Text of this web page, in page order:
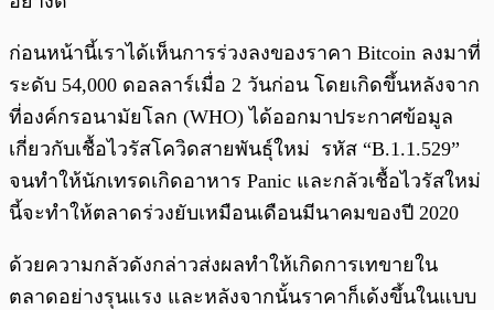
ก่อนหน้านี้เราได้เห็นการร่วงลงของราคา Bitcoin ลงมาที่
ระดับ 54,000 ดอลลาร์เมื่อ 2 วันก่อน โดยเกิดขึ้นหลังจาก
ที่องค์กรอนามัยโลก (WHO) ได้ออกมาประกาศข้อมูล
เกี่ยวกับเชื้อไวรัสโควิดสายพันธุ์ใหม่ รหัส “B.1.1.529”
จนทำให้นักเทรดเกิดอาหาร Panic และกลัวเชื้อไวรัสใหม่
นี้จะทำให้ตลาดร่วงยับเหมือนเดือนมีนาคมของปี 2020
ด้วยความกลัวดังกล่าวส่งผลทำให้เกิดการเทขายใน
ตลาดอย่างรุนแรง และหลังจากนั้นราคาก็เด้งขึ้นในแบบ